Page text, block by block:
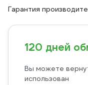
Гарантия
120 дней
Вы можете
использован